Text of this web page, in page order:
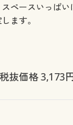
ペースいっぱ
ます。
税抜価格 3,173